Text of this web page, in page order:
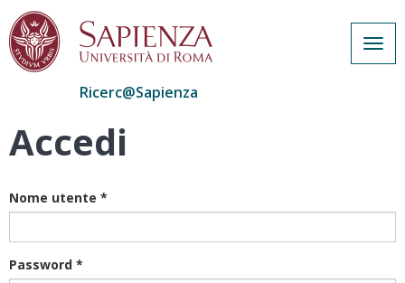
Salta
Ricerc@Sapienza
Accedi
Nome utente *
Password *